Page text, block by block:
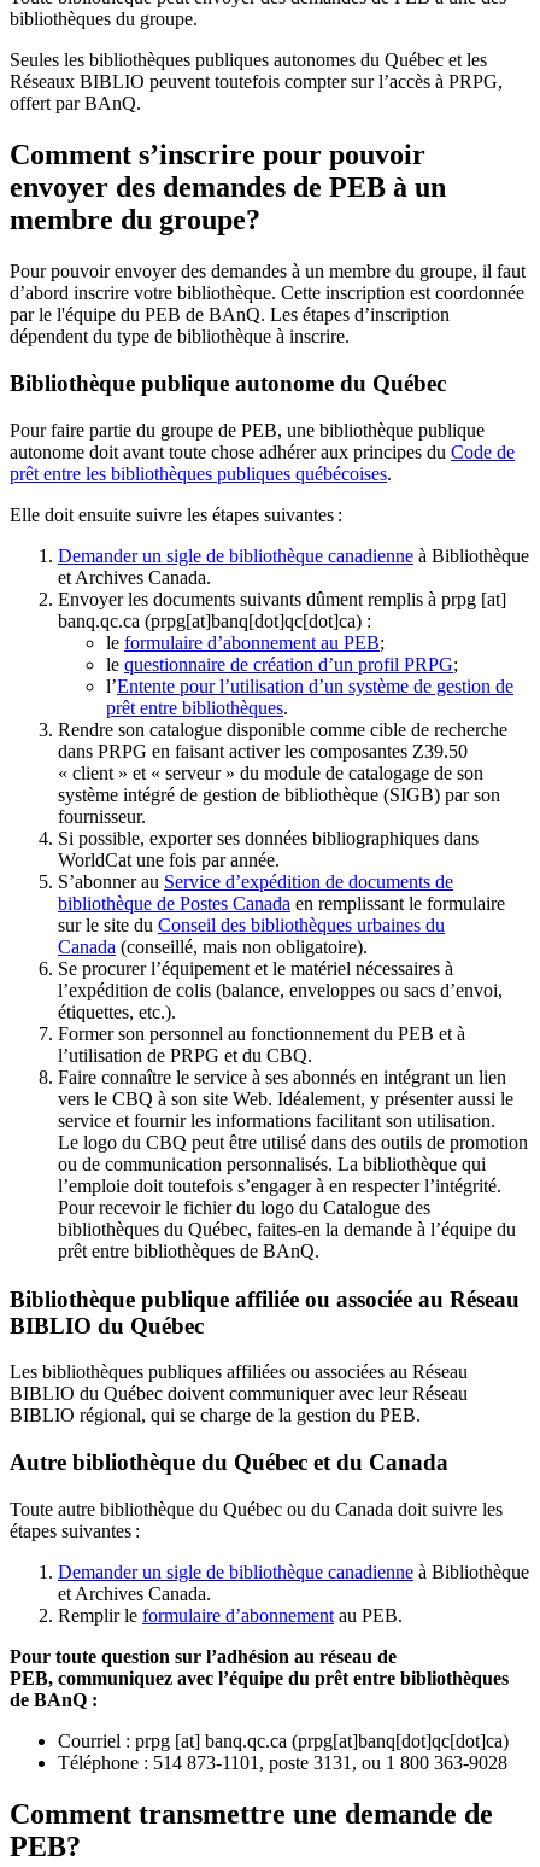
bibliothèques du groupe.
Seules les bibliothèques publiques autonomes du Québec et les
Réseaux BIBLIO peuvent toutefois compter sur l’accès à PRPG,
offert par BAnQ.
Comment s’inscrire pour pouvoir
envoyer des demandes de PEB à un
membre du groupe?
Pour pouvoir envoyer des demandes à un membre du groupe, il faut
d’abord inscrire votre bibliothèque. Cette inscription est coordonnée
par le l'équipe du PEB de BAnQ. Les étapes d’inscription
dépendent du type de bibliothèque à inscrire.
Bibliothèque publique autonome du Québec
Pour faire partie du groupe de PEB, une bibliothèque publique
autonome doit avant toute chose adhérer aux principes du Code de
prêt entre les bibliothèques publiques québécoises.
Elle doit ensuite suivre les étapes suivantes :
Demander un sigle de bibliothèque canadienne à Bibliothèque
et Archives Canada.
Envoyer les documents suivants dûment remplis à prpg [at]
banq.qc.ca (prpg[at]banq[dot]qc[dot]ca) :
le formulaire d’abonnement au PEB;
le questionnaire de création d’un profil PRPG;
l’Entente pour l’utilisation d’un système de gestion de
prêt entre bibliothèques.
Rendre son catalogue disponible comme cible de recherche
dans PRPG en faisant activer les composantes Z39.50
« client » et « serveur » du module de catalogage de son
système intégré de gestion de bibliothèque (SIGB) par son
fournisseur.
Si possible, exporter ses données bibliographiques dans
WorldCat une fois par année.
S’abonner au Service d’expédition de documents de
bibliothèque de Postes Canada en remplissant le formulaire
sur le site du Conseil des bibliothèques urbaines du
Canada (conseillé, mais non obligatoire).
Se procurer l’équipement et le matériel nécessaires à
l’expédition de colis (balance, enveloppes ou sacs d’envoi,
étiquettes, etc.).
Former son personnel au fonctionnement du PEB et à
l’utilisation de PRPG et du CBQ.
Faire connaître le service à ses abonnés en intégrant un lien
vers le CBQ à son site Web. Idéalement, y présenter aussi le
service et fournir les informations facilitant son utilisation.
Le logo du CBQ peut être utilisé dans des outils de promotion
ou de communication personnalisés. La bibliothèque qui
l’emploie doit toutefois s’engager à en respecter l’intégrité.
Pour recevoir le fichier du logo du Catalogue des
bibliothèques du Québec, faites-en la demande à l’équipe du
prêt entre bibliothèques de BAnQ.
Bibliothèque publique affiliée ou associée au Réseau
BIBLIO du Québec
Les bibliothèques publiques affiliées ou associées au Réseau
BIBLIO du Québec doivent communiquer avec leur Réseau
BIBLIO régional, qui se charge de la gestion du PEB.
Autre bibliothèque du Québec et du Canada
Toute autre bibliothèque du Québec ou du Canada doit suivre les
étapes suivantes :
Demander un sigle de bibliothèque canadienne à Bibliothèque
et Archives Canada.
Remplir le formulaire d’abonnement au PEB.
Pour toute question sur l’adhésion au réseau de
PEB, communiquez avec l’équipe du prêt entre bibliothèques
de BAnQ :
Courriel : prpg [at] banq.qc.ca (prpg[at]banq[dot]qc[dot]ca)
Téléphone : 514 873-1101, poste 3131, ou 1 800 363-9028
Comment transmettre une demande de
PEB?